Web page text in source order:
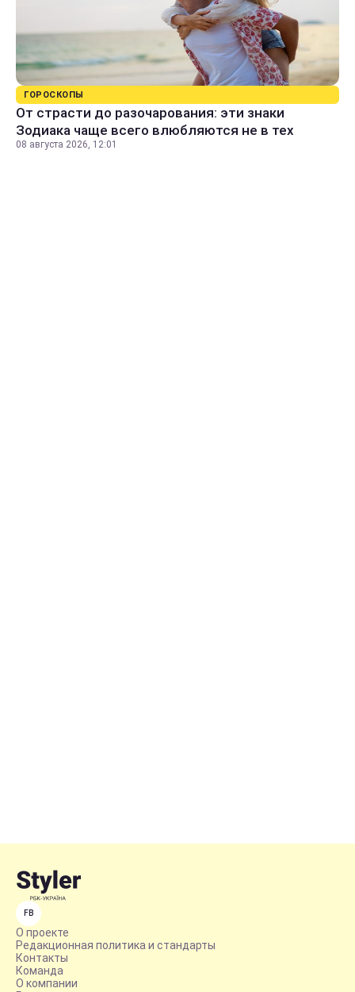
ГОРОСКОПЫ
От страсти до разочарования: эти знаки
Зодиака чаще всего влюбляются не в тех
08 августа 2026, 12:01
FB
О проекте
Редакционная политика и стандарты
Контакты
Команда
О компании